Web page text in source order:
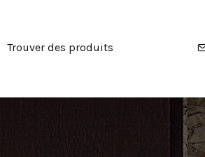
Trouver des produits